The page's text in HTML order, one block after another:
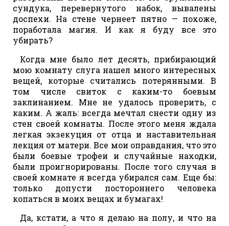
сундука, перевернутого набок, вывалены
доспехи. На стене чернеет пятно — похоже,
поработала магия. И как я буду все это
убирать?
Когда мне было лет десять, прибирающий
мою комнату слуга нашел много интересных
вещей, которые считались потерянными. В
том числе свиток с каким-то боевым
заклинанием. Мне не удалось проверить, с
каким. А жаль: всегда мечтал снести одну из
стен своей комнаты. После этого меня ждала
легкая экзекуция от отца и наставительная
лекция от матери. Все мои оправдания, что это
были боевые трофеи и случайные находки,
были проигнорированы. После того случая в
своей комнате я всегда убирался сам. Еще бы:
только допусти постороннего человека
копаться в моих вещах и бумагах!
Да, кстати, а что я делаю на полу, и что на